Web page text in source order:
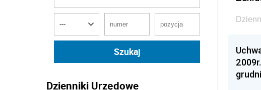
Dzienniki Urzędowe